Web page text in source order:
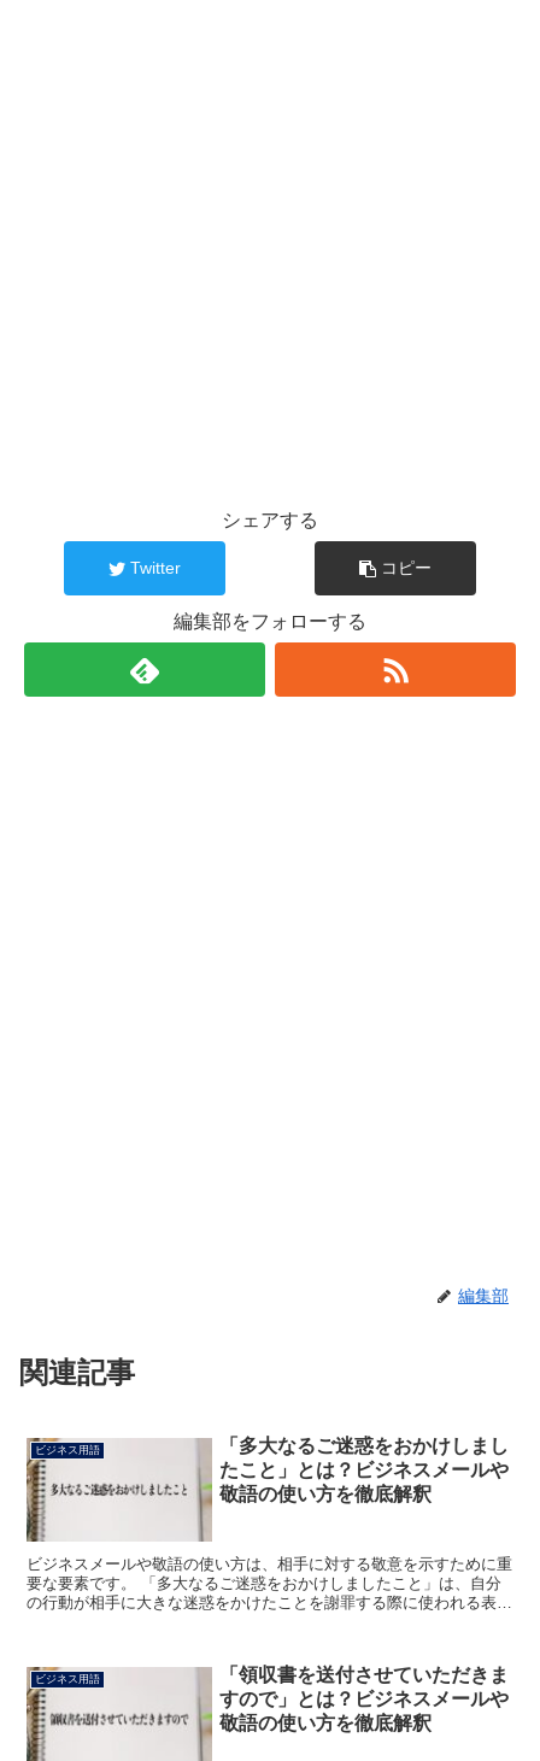
シェアする
Twitter コピー
編集部をフォローする
編集部
関連記事
ビジネス用語
「多大なるご迷惑をおかけしまし
たこと」とは？ビジネスメールや
敬語の使い方を徹底解釈
ビジネスメールや敬語の使い方は、相手に対する敬意を示すために重
要な要素です。 「多大なるご迷惑をおかけしましたこと」は、自分
の行動が相手に大きな迷惑をかけたことを謝罪する際に使われる表現
ビジネス用語
「領収書を送付させていただきま
すので」とは？ビジネスメールや
敬語の使い方を徹底解釈